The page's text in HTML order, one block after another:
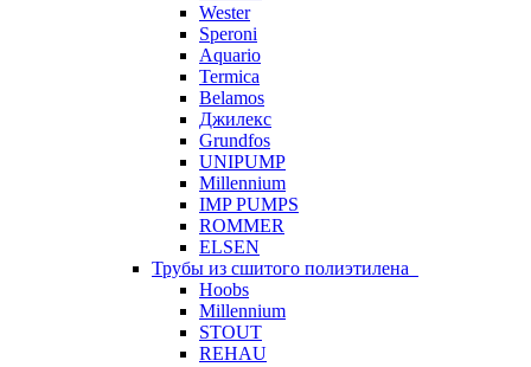
Wester
Speroni
Aquario
Termica
Belamos
Джилекс
Grundfos
UNIPUMP
Millennium
IMP PUMPS
ROMMER
ELSEN
Трубы из сшитого полиэтилена
Hoobs
Millennium
STOUT
REHAU